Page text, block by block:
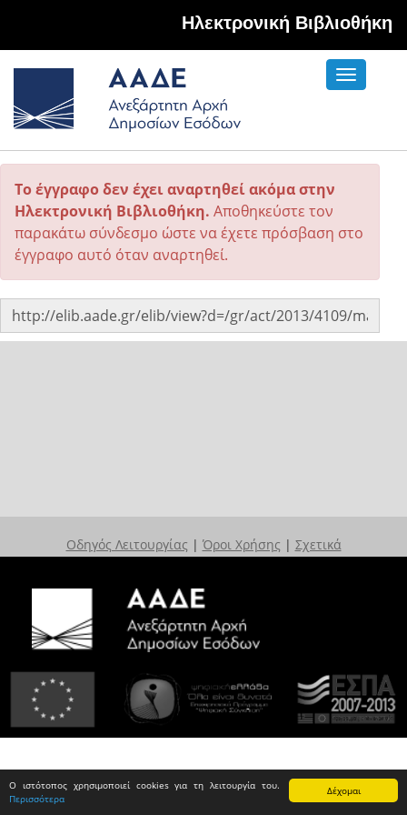
Δέχομαι
Ο ιστότοπος χρησιμοποιεί cookies για τη λειτουργία του.
Περισσότερα
Hλεκτρονική Βιβλιοθήκη
Toggle
Το έγγραφο δεν έχει αναρτηθεί ακόμα στην
Ηλεκτρονική Βιβλιοθήκη. Αποθηκεύστε τον
παρακάτω σύνδεσμο ώστε να έχετε πρόσβαση στο
έγγραφο αυτό όταν αναρτηθεί.
Οδηγός Λειτουργίας | Όροι Χρήσης | Σχετικά